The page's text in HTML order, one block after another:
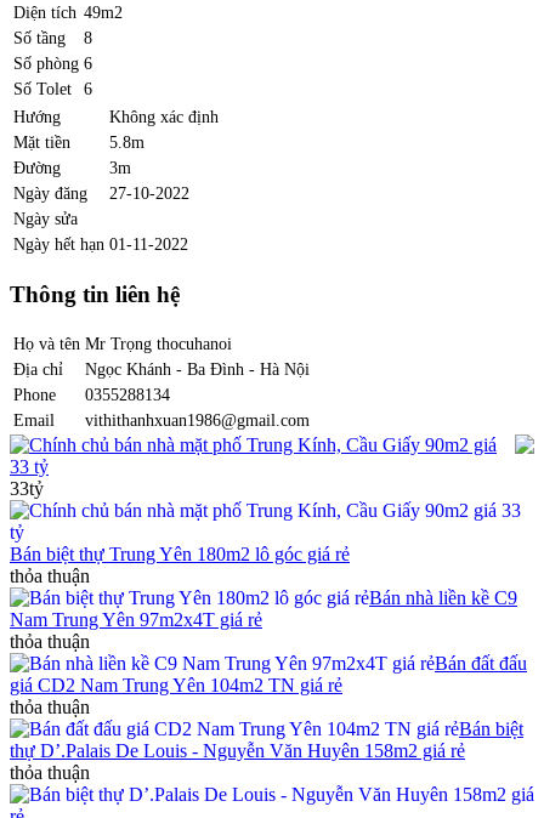
Diện tích 49m2
Số tầng
8
Số phòng 6
Số Tolet
6
Hướng
Không xác định
Mặt tiền
5.8m
Đường
3m
Ngày đăng
27-10-2022
Ngày sửa
Ngày hết hạn 01-11-2022
Thông tin liên hệ
Họ và tên Mr Trọng thocuhanoi
Địa chỉ
Ngọc Khánh - Ba Đình - Hà Nội
Phone
0355288134
Email
vithithanhxuan1986@gmail.com
Chính chủ bán nhà mặt phố Trung Kính, Cầu Giấy 90m2 giá
33 tỷ
33tỷ
Bán biệt thự Trung Yên 180m2 lô góc giá rẻ
thỏa thuận
Bán nhà liền kề C9
Nam Trung Yên 97m2x4T giá rẻ
thỏa thuận
Bán đất đấu
giá CD2 Nam Trung Yên 104m2 TN giá rẻ
thỏa thuận
Bán biệt
thự D’.Palais De Louis - Nguyễn Văn Huyên 158m2 giá rẻ
thỏa thuận